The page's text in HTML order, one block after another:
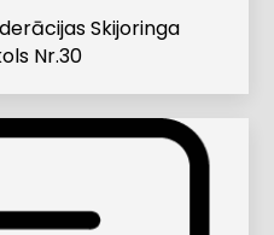
Skijoringa
Nr.30